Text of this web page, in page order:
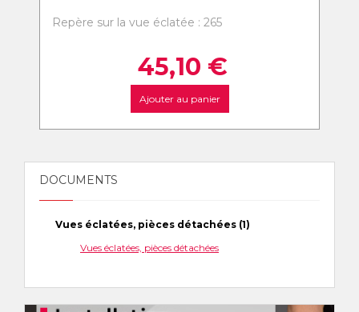
Repère sur la vue éclatée : 265
45,10 €
Ajouter au panier
DOCUMENTS
Vues éclatées, pièces détachées (1)
Vues éclatées, pièces détachées